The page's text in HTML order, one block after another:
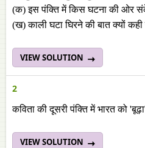
(क) इस पंक्ति में किस घटना की ओर
(ख) काली घटा घिरने की बात क्यों कही
VIEW SOLUTION
2
कविता की दूसरी पंक्ति में भारत को
VIEW SOLUTION